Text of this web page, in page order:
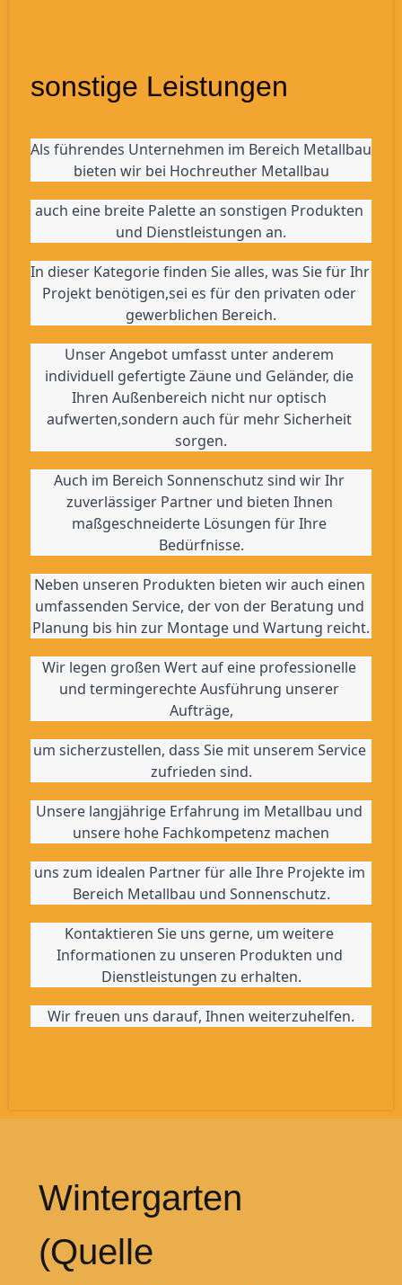
sonstige Leistungen
Als führendes Unternehmen im Bereich Metallbau
bieten wir bei Hochreuther Metallbau
auch eine breite Palette an sonstigen Produkten
und Dienstleistungen an.
In dieser Kategorie finden Sie alles, was Sie für Ihr
Projekt benötigen,sei es für den privaten oder
gewerblichen Bereich.
Unser Angebot umfasst unter anderem
individuell gefertigte Zäune und Geländer, die
Ihren Außenbereich nicht nur optisch
aufwerten,sondern auch für mehr Sicherheit
sorgen.
Auch im Bereich Sonnenschutz sind wir Ihr
zuverlässiger Partner und bieten Ihnen
maßgeschneiderte Lösungen für Ihre
Bedürfnisse.
Neben unseren Produkten bieten wir auch einen
umfassenden Service, der von der Beratung und
Planung bis hin zur Montage und Wartung reicht.
Wir legen großen Wert auf eine professionelle
und termingerechte Ausführung unserer
Aufträge,
um sicherzustellen, dass Sie mit unserem Service
zufrieden sind.
Unsere langjährige Erfahrung im Metallbau und
unsere hohe Fachkompetenz machen
uns zum idealen Partner für alle Ihre Projekte im
Bereich Metallbau und Sonnenschutz.
Kontaktieren Sie uns gerne, um weitere
Informationen zu unseren Produkten und
Dienstleistungen zu erhalten.
Wir freuen uns darauf, Ihnen weiterzuhelfen.
Wintergarten
(Quelle